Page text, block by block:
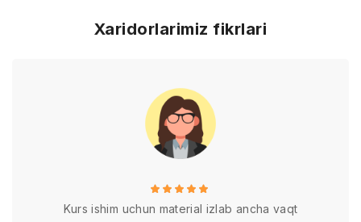
Xaridorlarimiz fikrlari
Kurs ishim uchun material izlab ancha vaqt